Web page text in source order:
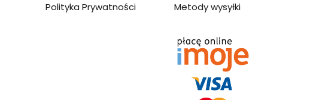
Polityka Prywatności
Metody wysyłki